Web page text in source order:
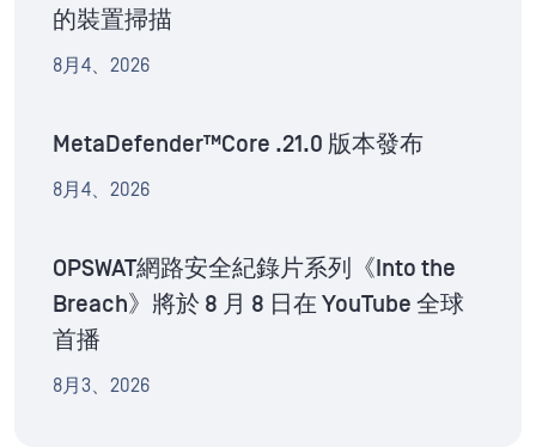
的裝置掃描
8月4、2026
MetaDefender™Core .21.0 版本發布
8月4、2026
OPSWAT網路安全紀錄片系列《Into the
Breach》將於 8 月 8 日在 YouTube 全球
首播
8月3、2026